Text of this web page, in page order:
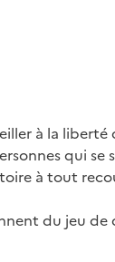
à la
qui se
à tout
du jeu de